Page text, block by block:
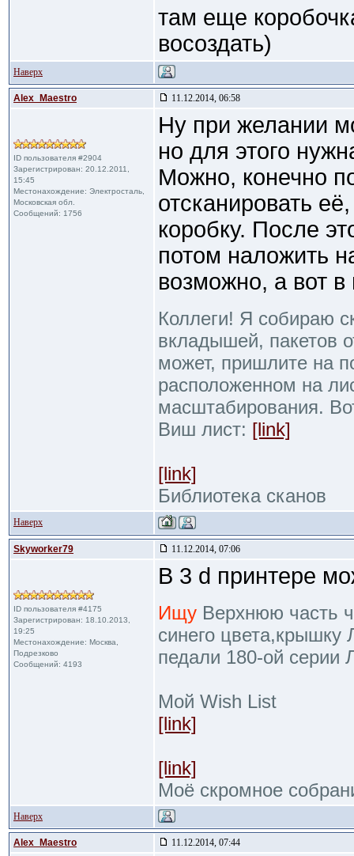
там еще
восоздать)
Наверх
Alex_Maestro 11.12.2014, 06:58
ID пользователя #2904
Зарегистрирован: 20.12.2011,
15:45
Местонахождение: Электросталь,
Московская обл.
Сообщений: 1756
Ну при желании
но для этого
Можно, конечно
отсканировать
коробку. После
потом наложить
возможно, а вот в
Коллеги! Я собираю
вкладышей, пакетов
может, пришлите на
расположенном на
масштабирования.
Виш лист: [link]
[link]
Библиотека сканов
Наверх
Skyworker79 11.12.2014, 07:06
ID пользователя #4175
Зарегистрирован: 18.10.2013,
19:25
Местонахождение: Москва,
Подрезково
Сообщений: 4193
В 3 d принтере
Ищу Верхнюю часть
синего
педали 180-ой серии
Мой Wish List
[link]
[link]
Моё скромное
Наверх
Alex_Maestro 11.12.2014, 07:44